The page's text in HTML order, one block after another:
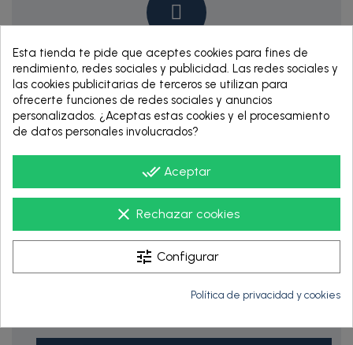
Pago Seguro
Aseguramos tus pagos online
Envío Gratis
Para los pedidos superiores a 150€
Esta tienda te pide que aceptes cookies para fines de
rendimiento, redes sociales y publicidad. Las redes sociales y
las cookies publicitarias de terceros se utilizan para
ofrecerte funciones de redes sociales y anuncios
personalizados. ¿Aceptas estas cookies y el procesamiento
de datos personales involucrados?
done_all Aceptar
clear Rechazar cookies
tune Configurar
Política de privacidad y cookies